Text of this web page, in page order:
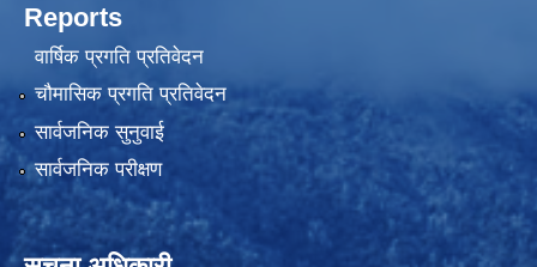
Reports
वार्षिक प्रगति प्रतिवेदन
चौमासिक प्रगति प्रतिवेदन
सार्वजनिक सुनुवाई
सार्वजनिक परीक्षण